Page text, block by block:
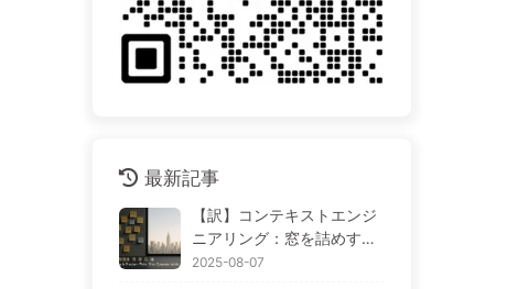
最新記事
【訳】コンテキストエンジ
ニアリング：窓を詰めすぎ
ると悪化する！「書く、選
2025-08-07